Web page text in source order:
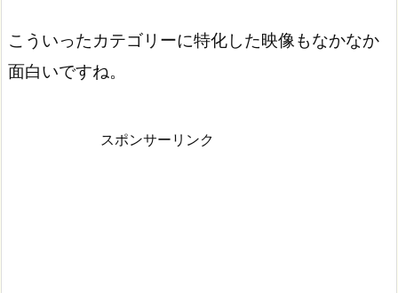
こういったカテゴリーに特化した映像もなかなか
面白いですね。
スポンサーリンク